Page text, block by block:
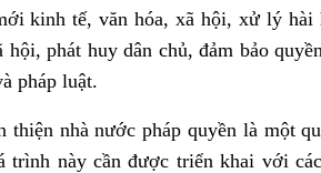
kinh tế, văn hóa, xã hội, xử lý hài
phát huy dân chủ, đảm bảo
pháp luật.
nhà nước pháp quyền là một
trình này cần được triển khai với